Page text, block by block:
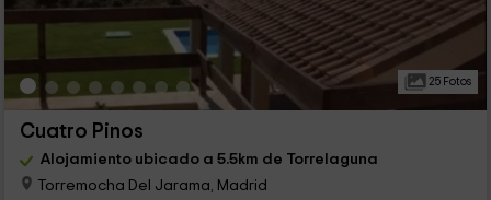
25 Fotos
Cuatro Pinos
Alojamiento ubicado a 5.5km de Torrelaguna
Torremocha Del Jarama, Madrid